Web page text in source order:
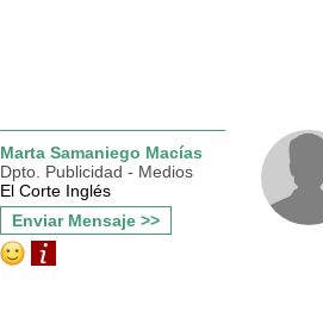
Marta Samaniego Macías
Dpto. Publicidad - Medios
El Corte Inglés
Enviar Mensaje >>